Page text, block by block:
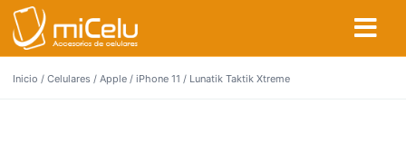
Inicio / Celulares / Apple / iPhone 11 / Lunatik Taktik Xtreme